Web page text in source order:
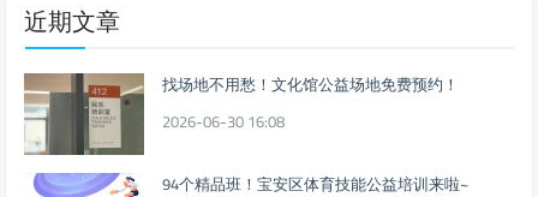
近期文章
找场地不用愁！文化馆公益场地免费预约！
2026-06-30 16:08
94个精品班！宝安区体育技能公益培训来啦~